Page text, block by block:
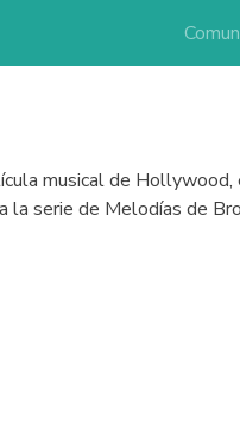
musical de
la serie de Melodías de